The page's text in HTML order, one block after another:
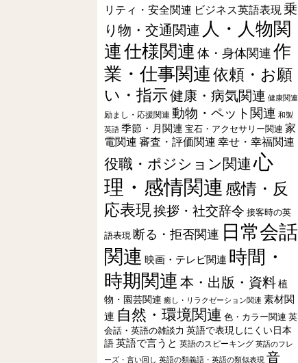
リティ・安全関連 ビジネス英語表現 乗
り物・交通関連 人・人物関
連仕様関連 体・身体関連 作
業・仕事関連依頼・お願
い・指示健康・病気関連 健康関連
励まし・応援関連 動物・ペット関連 和製
英語 季節・月関連 宝石・アクセサリー関連 家
電関連 審査・評価関連 幸せ・幸福関連
役職・ポジション関連 心
理・感情関連 感情・反
応表現挨拶・社交辞令 接客時の英
語表現 断る・拒否関連 日常会話
関連 映画・テレビ関連 時間・
時期関連 本・出版・資料植
物・園芸関連 癒し・リラクゼーション関連 素材関
連 自然・環境関連 色・カラー関連 英
会話・英語の雑談力 英語で表現しにくい日本
語 英語で言うと 英語のスピーキング 英語のフレ
ーズ・言い回し 英語の類義語・英語の類似表現 音